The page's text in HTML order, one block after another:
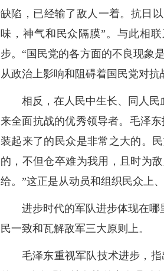
缺陷，已经输了敌人一着。抗日
味，神气和民众隔膜”。与此相
步。“国民党的各方面的不良现象
从政治上影响和阻碍着国民党对抗
相反，在人民中生长、同人
来全面抗战的优秀领导者。毛泽
装起来了的民众是非常之大的。
的，不但仓卒难为我用，且时为
给。”这正是从动员和组织民众上
进步时代的军队进步体现在
民一致和瓦解敌军三大原则上。
毛泽东重视军队技术进步，